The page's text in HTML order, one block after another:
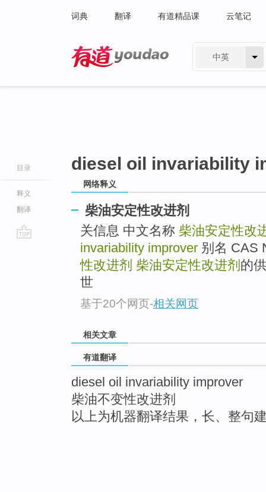
词典 翻译 有道精品课 云笔记
中英
目录
释义
翻译
diesel oil invariability
网络释义
柴油安定性改进剂
关信息 中文名称 柴油安定性改
invariability improver 别名 CAS
性改进剂 柴油安定性改进剂 的
世
基于20个网页-相关网页
相关文章
有道翻译
diesel oil invariability improver
柴油不变性改进剂
以上为机器翻译结果，长、整句